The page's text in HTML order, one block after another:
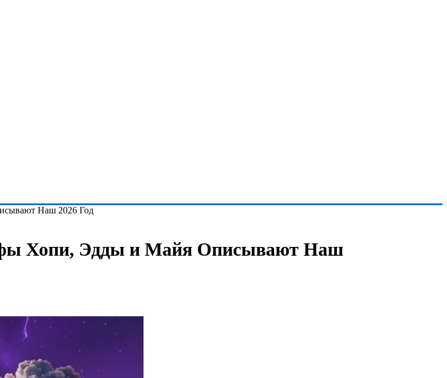
Наш 2026 Год
Хопи, Эдды и Майя Описывают Наш